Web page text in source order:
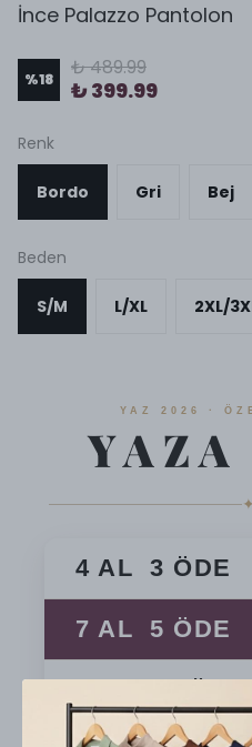
İnce Palazzo Pantolon
%18 ₺ 489.99
₺ 399.99
Renk
Bordo Gri Bej
Beden
S/M L/XL 2XL/
YAZ 2026 ·
YAZA
✦
4 AL 3 ÖDE
7 AL 5 ÖDE